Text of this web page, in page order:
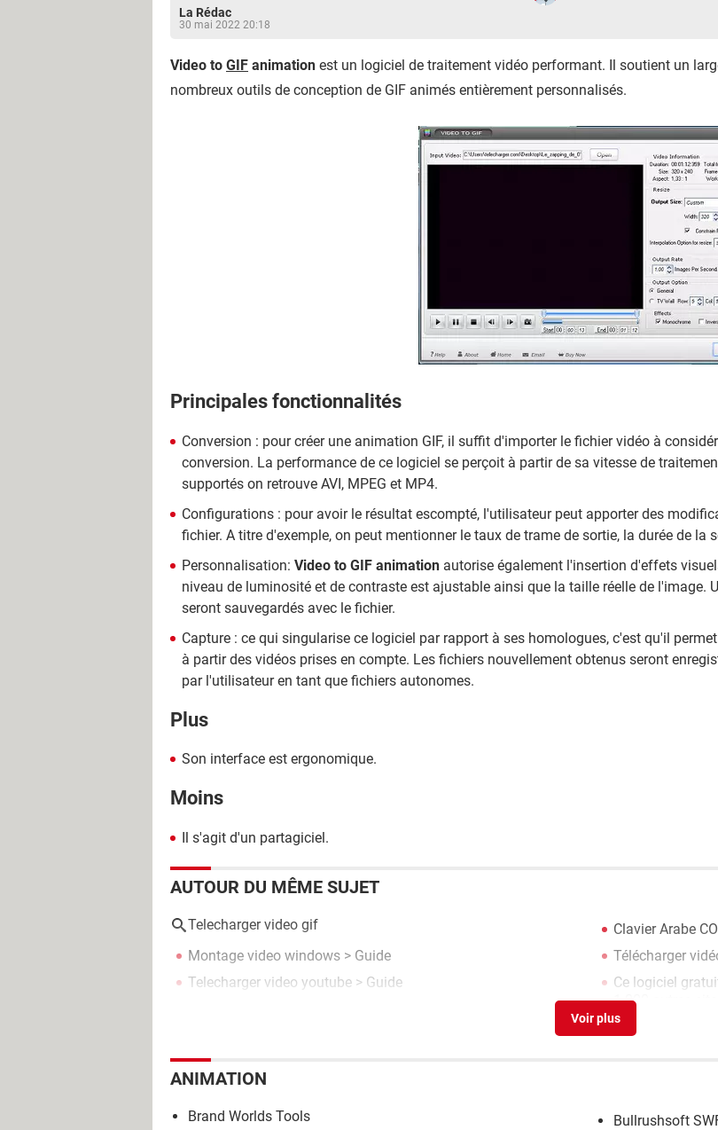
La Rédac
30 mai 2022 20:18
Video to GIF animation est un logiciel de traitement vidéo performant. Il soutient un
nombreux outils de conception de GIF animés entièrement personnalisés.
Principales fonctionnalités
Conversion : pour créer une animation GIF, il suffit d'importer le fichier vidéo à
conversion. La performance de ce logiciel se perçoit à partir de sa vitesse de
supportés on retrouve AVI, MPEG et MP4.
Configurations : pour avoir le résultat escompté, l'utilisateur peut apporter des
fichier. A titre d'exemple, on peut mentionner le taux de trame de sortie, la durée de la
Personnalisation: Video to GIF animation autorise également l'insertion d'effets
niveau de luminosité et de contraste est ajustable ainsi que la taille réelle de l'image.
seront sauvegardés avec le fichier.
Capture : ce qui singularise ce logiciel par rapport à ses homologues, c'est qu'il
à partir des vidéos prises en compte. Les fichiers nouvellement obtenus seront
par l'utilisateur en tant que fichiers autonomes.
Plus
Son interface est ergonomique.
Moins
Il s'agit d'un partagiciel.
AUTOUR DU MÊME SUJET
Telecharger video gif Clavier Arabe CO
Montage video windows > Guide Télécharger
Telecharger video youtube > Guide
Ce logiciel
1 000 autres
ANIMATION
Brand Worlds Tools
Bullrushsoft